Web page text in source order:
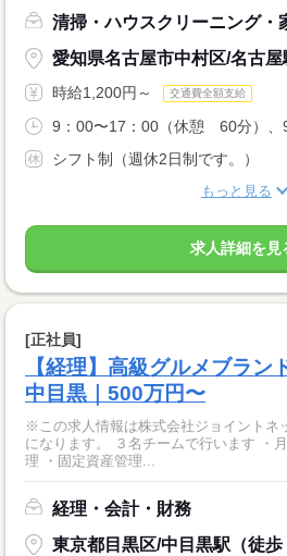
清掃・ハウスクリーニング・
愛知県名古屋市中村区/名古屋
時給1,200円～ 交通費全額支給
9：00〜17：00（休憩 60分）、
シフト制（週休2日制です。）
もっと見る
求人詳細を見
[正社員]
【経理】高級グルメブラン
中目黒｜500万円〜
※この求人情報は株式会社ジョイントネ
になります。 ３名チームで行います ・
理 ・固定資産管理...
経理・会計・財務
東京都目黒区/中目黒駅（徒歩